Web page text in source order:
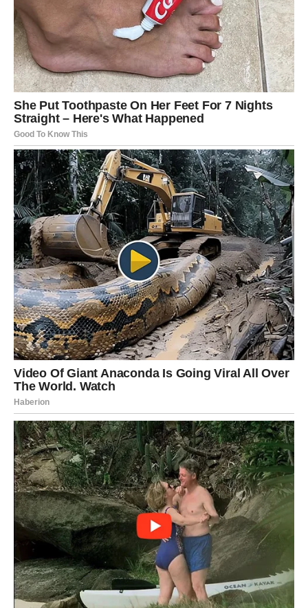
SUDBINA VAM ŠALJE PRILIKU
Strijelčevi bi sutra mogli dobiti priliku koju nisu očekivali.
Bilo da se radi o poslu, novcu ili privatnom životu, nešto
vas može veoma prijatno iznenaditi.
Važno je da ne odbijete ono što vam se nudi samo zato
što dolazi iznenada.
Poruka zvijezda
Budite otvoreni za nove mogućnosti.
JARAC
Dnevna prognoza
Jarčevi će imati produktivan dan i osjećaj da drže stvari
pod kontrolom.
Poruka zvijezda
Ne preuzimajte više obaveza nego što morate.
VODOLIJA
Dnevna prognoza
Jedna poruka ili susret mogli bi vam promijeniti
raspoloženje na veoma pozitivan način.
Poruka zvijezda